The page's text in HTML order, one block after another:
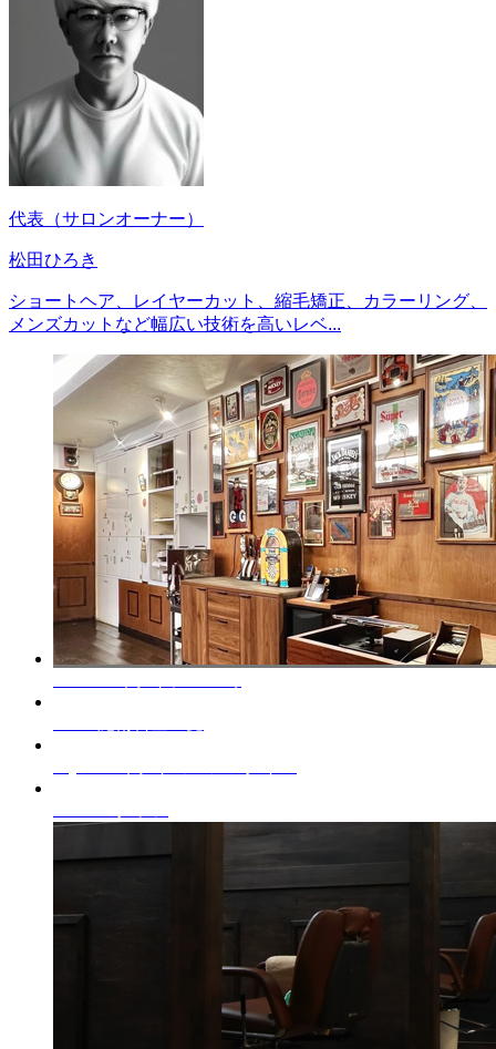
代表（サロンオーナー）
松田ひろき
ショートヘア、レイヤーカット、縮毛矯正、カラーリング、
メンズカットなど幅広い技術を高いレベ...